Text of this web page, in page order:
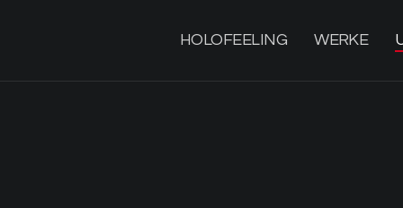
HOLOFEELING WERKE